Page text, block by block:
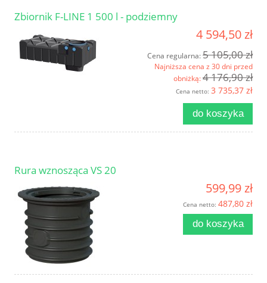
Zbiornik F-LINE 1 500 l - podziemny
4 594,50 zł
Cena regularna:5 105,00 zł
Najniższa cena z 30 dni przed
obniżką:4 176,90 zł
Cena netto: 3 735,37 zł
do koszyka
Rura wznosząca VS 20
599,99 zł
Cena netto: 487,80 zł
do koszyka